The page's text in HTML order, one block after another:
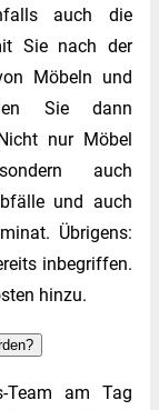
auch die
Sie nach der
Möbeln und
Sie dann
nur Möbel
auch
und auch
Übrigens:
inbegriffen.
hinzu.
Team am Tag